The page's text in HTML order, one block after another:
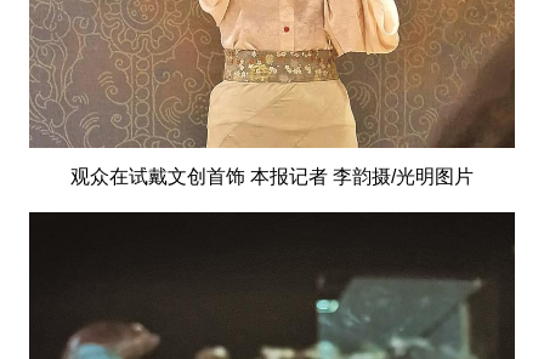
观众在试戴文创首饰 本报记者 李韵摄/光明图片